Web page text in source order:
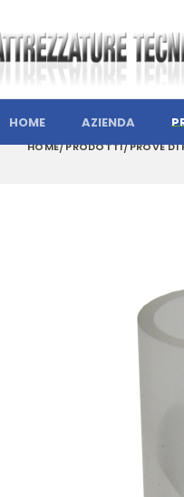
HOME AZIENDA
HOME PRODOTTI PROVE DI